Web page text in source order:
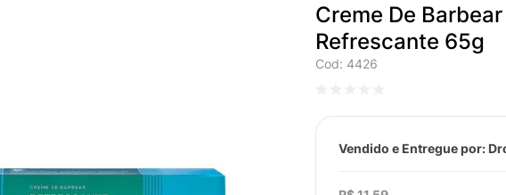
Creme De
Refrescante 65g
Cod: 4426
Vendido e Entregue por: